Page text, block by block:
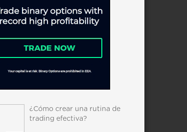
¿Cómo crear una rutina de
trading efectiva?